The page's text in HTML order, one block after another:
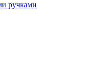
ручками